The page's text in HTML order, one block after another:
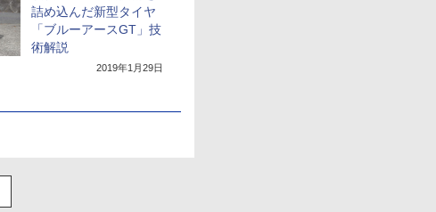
詰め込んだ新型タイヤ
「ブルーアースGT」技
術解説
2019年1月29日